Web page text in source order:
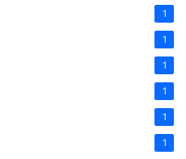
1
1
1
1
1
1